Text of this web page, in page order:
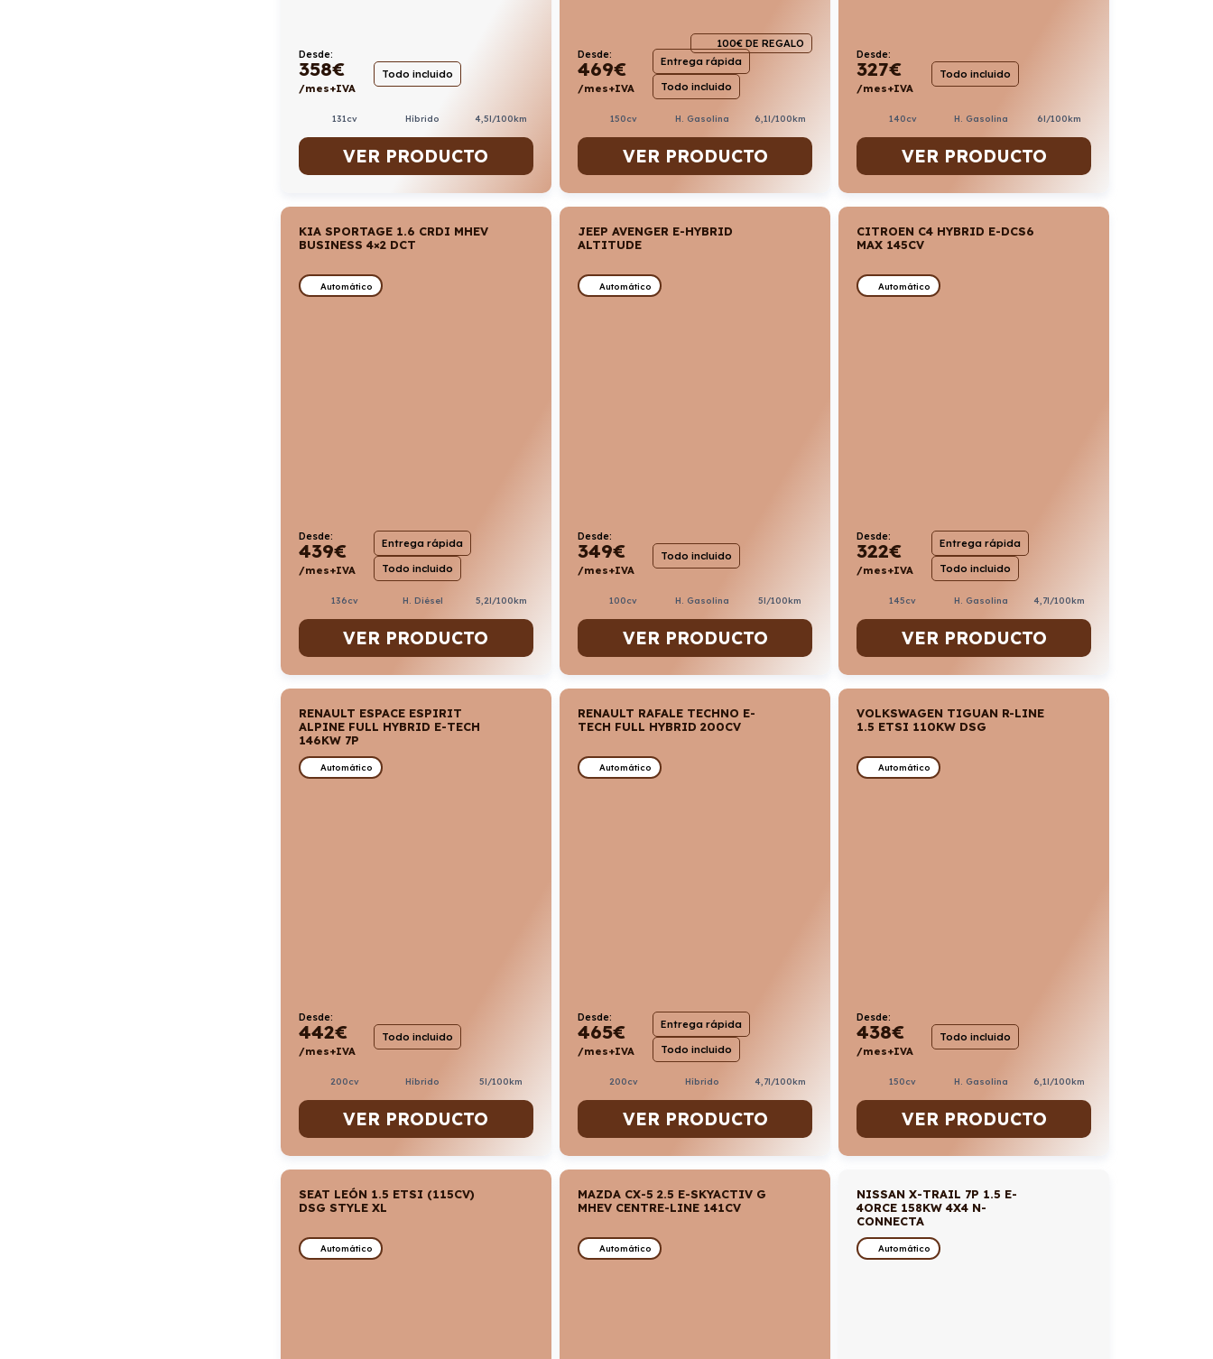
Desde:
358€
/mes+IVA
Todo incluido
131cv Híbrido 4,5l/100km
VER PRODUCTO
100€ DE REGALO
Desde:
469€
/mes+IVA
Entrega rápida
Todo incluido
150cv H. Gasolina 6,1l/100km
VER PRODUCTO
Desde:
327€
/mes+IVA
Todo incluido
140cv H. Gasolina 6l/100km
VER PRODUCTO
KIA SPORTAGE 1.6 CRDI MHEV
BUSINESS 4×2 DCT
Automático
Desde:
439€
/mes+IVA
Entrega rápida
Todo incluido
136cv H. Diésel 5,2l/100km
VER PRODUCTO
JEEP AVENGER E-HYBRID
ALTITUDE
Automático
Desde:
349€
/mes+IVA
Todo incluido
100cv H. Gasolina 5l/100km
VER PRODUCTO
CITROEN C4 HYBRID E-DCS6
MAX 145CV
Automático
Desde:
322€
/mes+IVA
Entrega rápida
Todo incluido
145cv H. Gasolina 4,7l/100km
VER PRODUCTO
RENAULT ESPACE ESPIRIT
ALPINE FULL HYBRID E-TECH
146KW 7P
Automático
Desde:
442€
/mes+IVA
Todo incluido
200cv Híbrido 5l/100km
VER PRODUCTO
RENAULT RAFALE TECHNO E-
TECH FULL HYBRID 200CV
Automático
Desde:
465€
/mes+IVA
Entrega rápida
Todo incluido
200cv Híbrido 4,7l/100km
VER PRODUCTO
VOLKSWAGEN TIGUAN R-LINE
1.5 ETSI 110KW DSG
Automático
Desde:
438€
/mes+IVA
Todo incluido
150cv H. Gasolina 6,1l/100km
VER PRODUCTO
SEAT LEÓN 1.5 ETSI (115CV)
DSG STYLE XL
Automático
MAZDA CX-5 2.5 E-SKYACTIV G
MHEV CENTRE-LINE 141CV
Automático
NISSAN X-TRAIL 7P 1.5 E-
4ORCE 158KW 4X4 N-
CONNECTA
Automático